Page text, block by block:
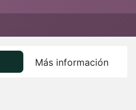
Más información